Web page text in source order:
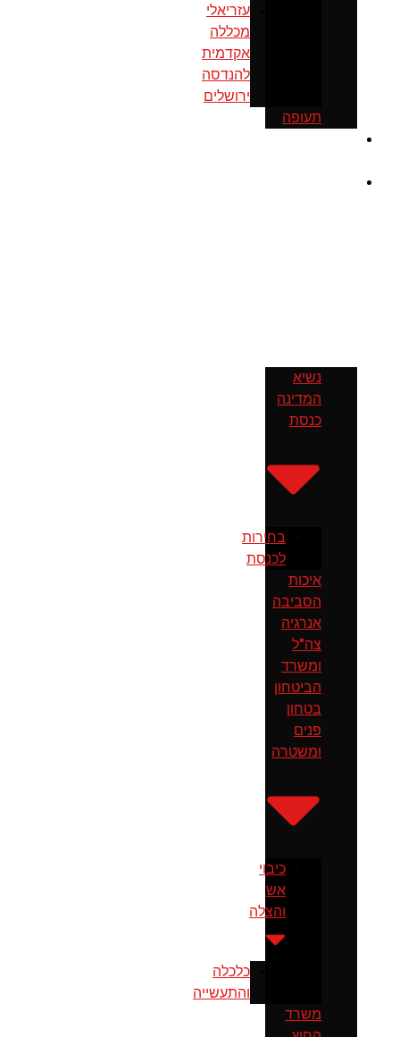
עזריאלי
מכללה
אקדמית
להנדסה
ירושלים
תעופה
נשיא
המדינה
כנסת
בחירות
לכנסת
איכות
הסביבה
אנרגיה
צה"ל
ומשרד
הביטחון
בטחון
פנים
ומשטרה
כיבוי
אש
והצלה
כלכלה
והתעשייה
משרד